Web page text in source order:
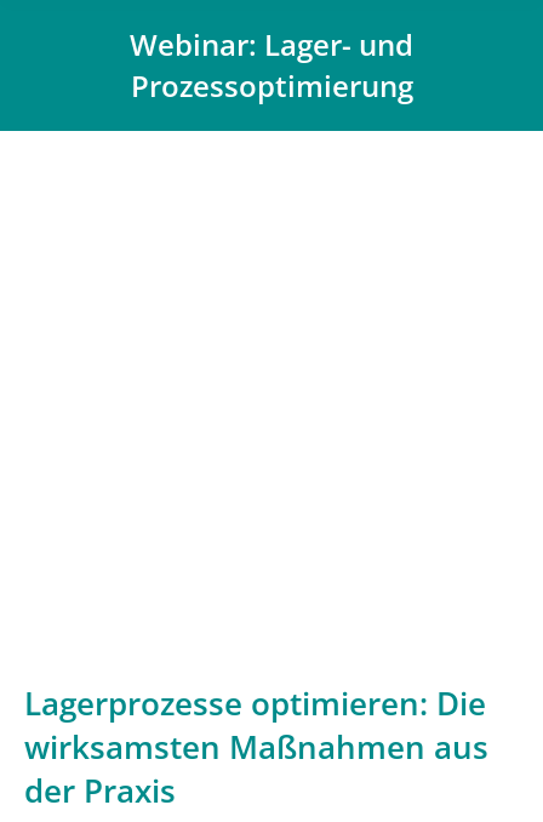
Webinar: Lager- und
Prozessoptimierung
Lagerprozesse optimieren: Die
wirksamsten Maßnahmen aus
der Praxis